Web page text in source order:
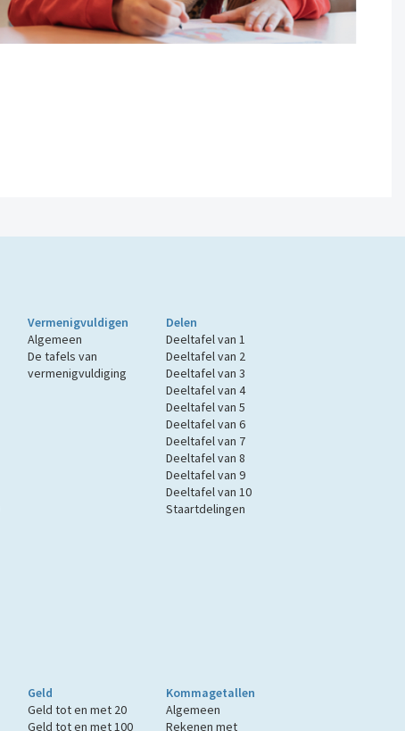
Vermenigvuldigen
Algemeen
De tafels van
vermenigvuldiging
Delen
Deeltafel van 1
Deeltafel van 2
Deeltafel van 3
Deeltafel van 4
Deeltafel van 5
Deeltafel van 6
Deeltafel van 7
Deeltafel van 8
Deeltafel van 9
Deeltafel van 10
Staartdelingen
Geld
Geld tot en met 20
Geld tot en met 100
Kommagetallen
Algemeen
Rekenen met